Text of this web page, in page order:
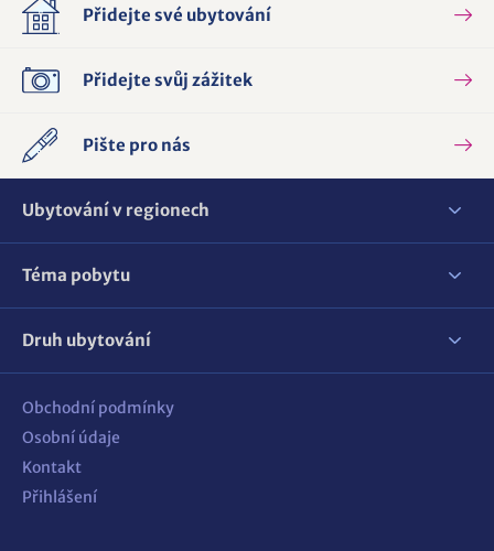
Přidejte své ubytování
Přidejte svůj zážitek
Pište pro nás
Ubytování v regionech
Téma pobytu
Druh ubytování
Obchodní podmínky
Osobní údaje
Kontakt
Přihlášení